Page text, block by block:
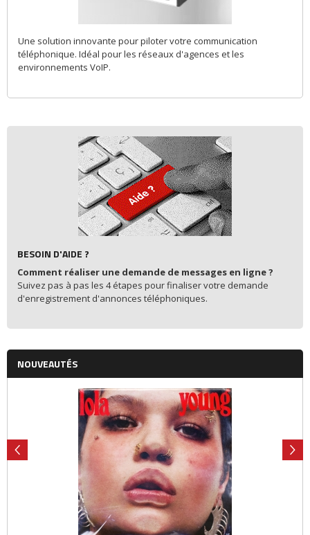
Une solution innovante pour piloter votre communication
téléphonique. Idéal pour les réseaux d'agences et les
environnements VoIP.
BESOIN D'AIDE ?
Comment réaliser une demande de messages en ligne ?
Suivez pas à pas les 4 étapes pour finaliser votre demande
d'enregistrement d'annonces téléphoniques.
NOUVEAUTÉS